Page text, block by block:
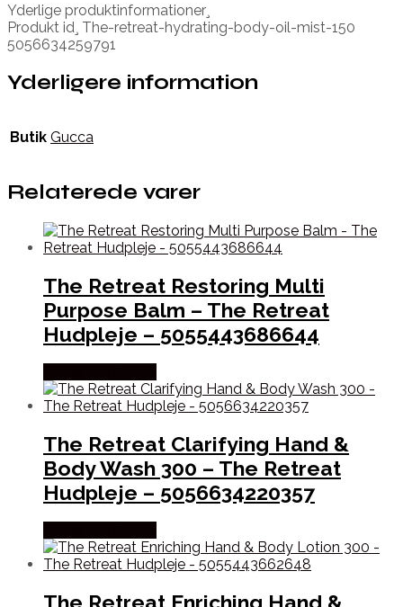
Yderlige produktinformationer¸
Produkt id¸ The-retreat-hydrating-body-oil-mist-150
5056634259791
Yderligere information
Butik Gucca
Relaterede varer
The Retreat Restoring Multi
Purpose Balm – The Retreat
Hudpleje – 5055443686644
The Retreat Clarifying Hand &
Body Wash 300 – The Retreat
Hudpleje – 5056634220357